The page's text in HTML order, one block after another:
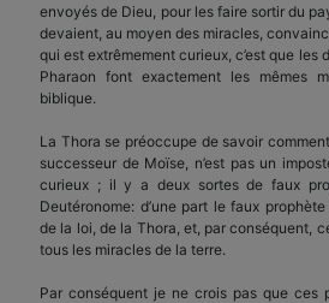
envoyés de Dieu, pour les faire sortir du
devaient, au moyen des miracles,
qui est extrêmement curieux, c’est que les
Pharaon font exactement les mêmes
biblique.
La Thora se préoccupe de savoir
successeur de Moïse, n’est pas un
curieux ; il y a deux sortes de faux
Deutéronome: d’une part le faux
de la loi, de la Thora, et, par conséquent,
tous les miracles de la terre.
Par conséquent je ne crois pas que ces